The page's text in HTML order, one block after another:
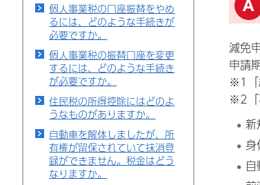
個人事業税の口座振替をやめ
るには、どのような手続きが
必要ですか。
個人事業税の振替口座を変更
するには、どのような手続き
が必要ですか。
住民税の所得控除にはどのよ
うなものがありますか。
自動車を解体しましたが、所
有権が留保されていて抹消登
録ができません。税金はどう
なりますか。
減免
申請
※1「
※2「
新
身